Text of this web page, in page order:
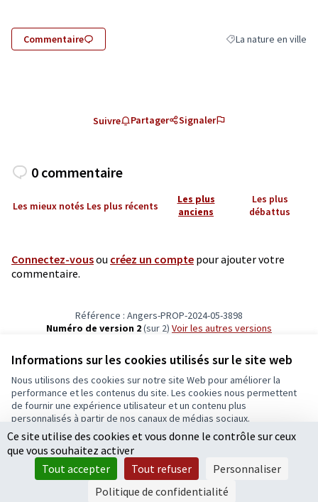
Informations sur les cookies utilisés sur le site web
Nous utilisons des cookies sur notre site Web pour améliorer la
performance et les contenus du site. Les cookies nous permettent
de fournir une expérience utilisateur et un contenu plus
personnalisés à partir de nos canaux de médias sociaux.
Tout accepter
Accepter seulement les cookies essentiels
Paramètres
Commentaire Filtrer les résultats
La nature en ville
Suivre Partager Signaler
0 commentaire
Les mieux notés Les plus récents
Les plus
anciens
Les plus
débattus
Connectez-vousou créez un compte pour ajouter votre
commentaire.
Référence : Angers-PROP-2024-05-3898
Numéro de version 2(sur 2)
voir les autres versions
Conditions d'utilisation
Paramètres des cookies
Ecrivons Angers sur X
(Lien externe)
Ecrivons Angers sur Facebook
(Lien externe)
logiciel libre Decidim
(Lien externe)
.
Licence
(Lien
Ce site utilise des cookies et vous donne le contrôle sur ceux
que vous souhaitez activer
Tout accepter
Tout refuser
Personnaliser
Politique de confidentialité